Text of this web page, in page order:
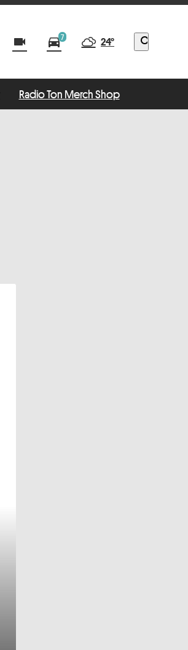
videocam directions_car7 24° search
Radio Ton Merch Shop